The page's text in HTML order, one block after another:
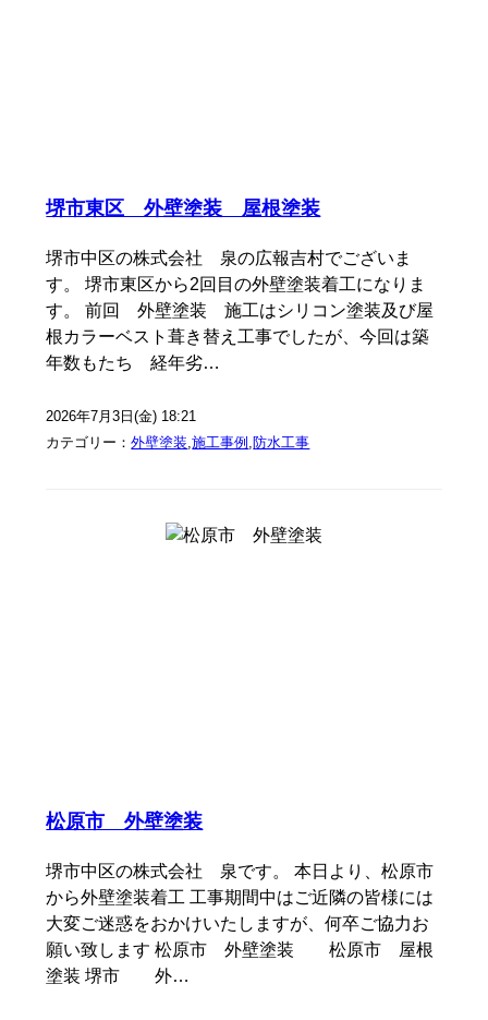
堺市東区 外壁塗装 屋根塗装
堺市中区の株式会社 泉の広報吉村でございま
す。 堺市東区から2回目の外壁塗装着工になりま
す。 前回 外壁塗装 施工はシリコン塗装及び屋
根カラーベスト葺き替え工事でしたが、今回は築
年数もたち 経年劣…
2026年7月3日(金) 18:21
カテゴリー：外壁塗装,施工事例 ,防水工事
松原市 外壁塗装
堺市中区の株式会社 泉です。 本日より、松原市
から外壁塗装着工 工事期間中はご近隣の皆様には
大変ご迷惑をおかけいたしますが、何卒ご協力お
願い致します 松原市 外壁塗装 松原市 屋根
塗装 堺市 外…